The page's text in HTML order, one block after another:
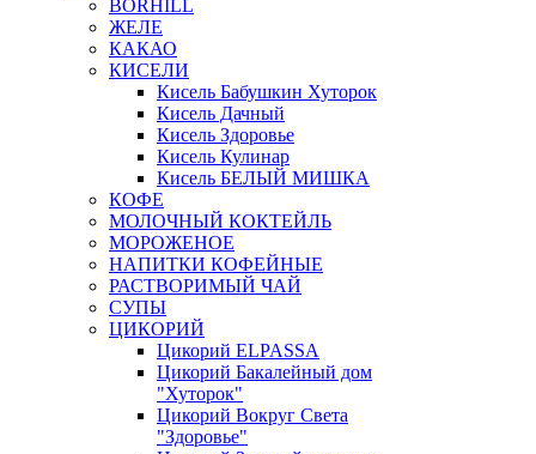
BORHILL
ЖЕЛЕ
КАКАО
КИСЕЛИ
Кисель Бабушкин Хуторок
Кисель Дачный
Кисель Здоровье
Кисель Кулинар
Кисель БЕЛЫЙ МИШКА
КОФЕ
МОЛОЧНЫЙ КОКТЕЙЛЬ
МОРОЖЕНОЕ
НАПИТКИ КОФЕЙНЫЕ
РАСТВОРИМЫЙ ЧАЙ
СУПЫ
ЦИКОРИЙ
Цикорий ELPASSA
Цикорий Бакалейный дом
"Хуторок"
Цикорий Вокруг Света
"Здоровье"